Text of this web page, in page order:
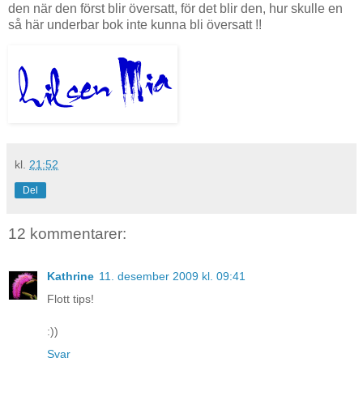
den när den först blir översatt, för det blir den, hur skulle en
så här underbar bok inte kunna bli översatt !!
kl. 21:52
Del
12 kommentarer:
Kathrine 11. desember 2009 kl. 09:41
Flott tips!
:))
Svar